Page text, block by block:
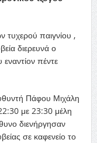
παιγνίου ,
διερευνά ο
πέντε
Πάφου Μιχάλη
με 23:30 μέλη
διενήργησαν
σε καφενείο το